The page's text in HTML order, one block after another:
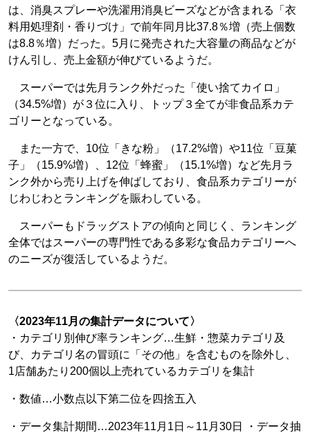
は、消臭スプレーや洗濯用消臭ビーズなどが含まれる「衣
料用処理剤・香りづけ」で前年同月比37.8％増（売上個数
は8.8％増）だった。5月に発売された大容量の商品などが
けん引し、売上金額が伸びているようだ。
スーパーでは先月ランク外だった「使い捨てカイロ」
（34.5%増）が３位に入り、トップ３全てが非食品系カテ
ゴリーとなっている。
また一方で、10位「きな粉」（17.2%増）や11位「豆菓
子」（15.9%増）、12位「蜂蜜」（15.1%増）など先月ラ
ンク外から売り上げを伸ばしており、食品系カテゴリーが
じわじわとランキングを賑わしている。
スーパーもドラッグストアの傾向と同じく、ランキング
全体ではスーパーの専門性である多彩な食品カテゴリーへ
のニーズが復活しているようだ。
〈2023年11月の集計データについて〉
・カテゴリ別伸び率ランキング…生鮮・惣菜カテゴリ及
び、カテゴリ名の冒頭に「その他」を含むものを除外し、
1店舗あたり200個以上売れているカテゴリを集計
・数値…小数点以下第二位を四捨五入
・データ集計期間…2023年11月1日～11月30日 ・データ抽